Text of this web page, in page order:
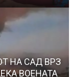
НА САД ВРЗ
ВОЕНАТА